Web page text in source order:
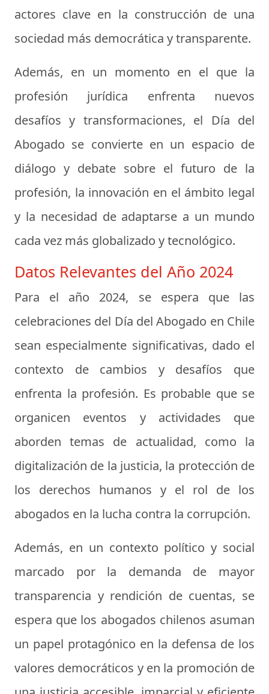
actores clave en la construcción de una
sociedad más democrática y transparente.
Además, en un momento en el que la
profesión jurídica enfrenta nuevos
desafíos y transformaciones, el Día del
Abogado se convierte en un espacio de
diálogo y debate sobre el futuro de la
profesión, la innovación en el ámbito legal
y la necesidad de adaptarse a un mundo
cada vez más globalizado y tecnológico.
Datos Relevantes del Año 2024
Para el año 2024, se espera que las
celebraciones del Día del Abogado en Chile
sean especialmente significativas, dado el
contexto de cambios y desafíos que
enfrenta la profesión. Es probable que se
organicen eventos y actividades que
aborden temas de actualidad, como la
digitalización de la justicia, la protección de
los derechos humanos y el rol de los
abogados en la lucha contra la corrupción.
Además, en un contexto político y social
marcado por la demanda de mayor
transparencia y rendición de cuentas, se
espera que los abogados chilenos asuman
un papel protagónico en la defensa de los
valores democráticos y en la promoción de